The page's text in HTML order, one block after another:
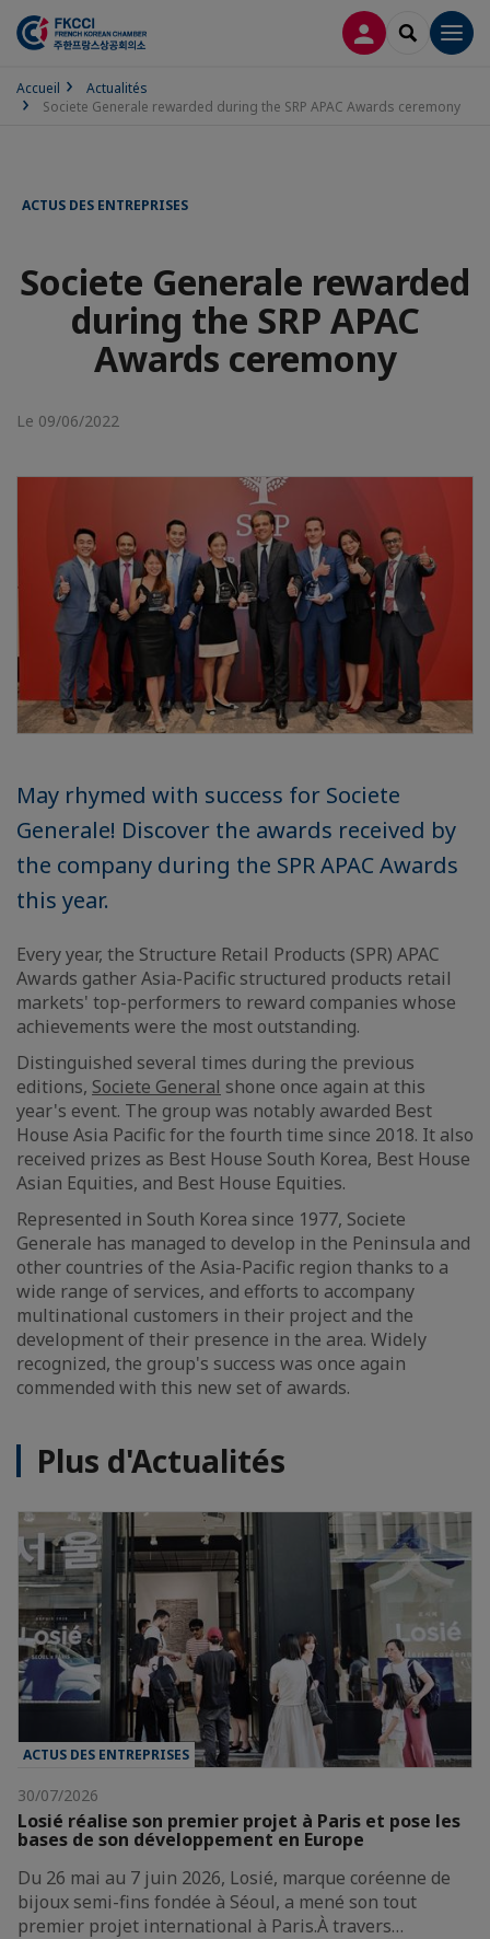
CONNEXION
Accueil
Actualités
Societe Generale rewarded during the SRP APAC Awards ceremony
ACTUS DES ENTREPRISES
Societe Generale rewarded
during the SRP APAC
Awards ceremony
Le 09/06/2022
May rhymed with success for Societe
Generale! Discover the awards received by
the company during the SPR APAC Awards
this year.
Every year, the Structure Retail Products (SPR) APAC
Awards gather Asia-Pacific structured products retail
markets' top-performers to reward companies whose
achievements were the most outstanding.
Distinguished several times during the previous
editions, Societe General shone once again at this
year's event. The group was notably awarded Best
House Asia Pacific for the fourth time since 2018. It also
received prizes as Best House South Korea, Best House
Asian Equities, and Best House Equities.
Represented in South Korea since 1977, Societe
Generale has managed to develop in the Peninsula and
other countries of the Asia-Pacific region thanks to a
wide range of services, and efforts to accompany
multinational customers in their project and the
development of their presence in the area. Widely
recognized, the group's success was once again
commended with this new set of awards.
Plus d'Actualités
ACTUS DES ENTREPRISES
30/07/2026
Losié réalise son premier projet à Paris et pose les
bases de son développement en Europe
Du 26 mai au 7 juin 2026, Losié, marque coréenne de
bijoux semi-fins fondée à Séoul, a mené son tout
premier projet international à Paris.À travers…